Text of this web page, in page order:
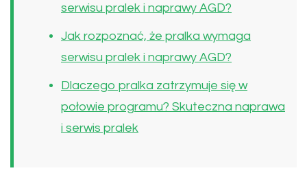
serwisu pralek i naprawy AGD?
Jak rozpoznać, że pralka wymaga
serwisu pralek i naprawy AGD?
Dlaczego pralka zatrzymuje się w
połowie programu? Skuteczna naprawa
i serwis pralek